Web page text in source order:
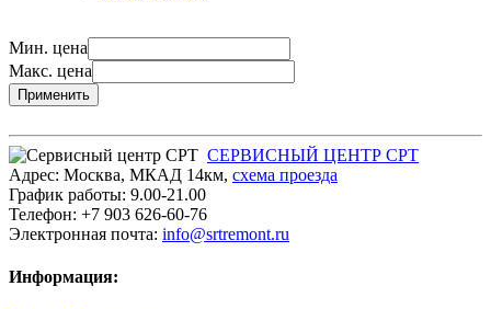
Мин. цена
Макс. цена
Применить
СЕРВИСНЫЙ ЦЕНТР СРТ
Адрес: Москва, МКАД 14км, cхема проезда
График работы: 9.00-21.00
Телефон: +7 903 626-60-76
Электронная почта: info@srtremont.ru
Информация: